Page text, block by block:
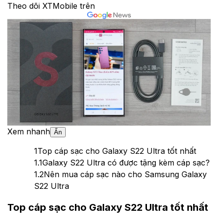
Theo dõi XTMobile trên
Xem nhanh Ẩn
1Top cáp sạc cho Galaxy S22 Ultra tốt nhất
1.1Galaxy S22 Ultra có được tặng kèm cáp sạc?
1.2Nên mua cáp sạc nào cho Samsung Galaxy
S22 Ultra
Top cáp sạc cho Galaxy S22 Ultra tốt nhất